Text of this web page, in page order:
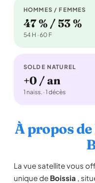
HOMMES / FEMMES
47 % / 53 %
54 H · 60 F
SOLDE NATUREL
+0 / an
1 naiss. · 1 décès
À propos
La vue satellite vous
unique de Boissia ,